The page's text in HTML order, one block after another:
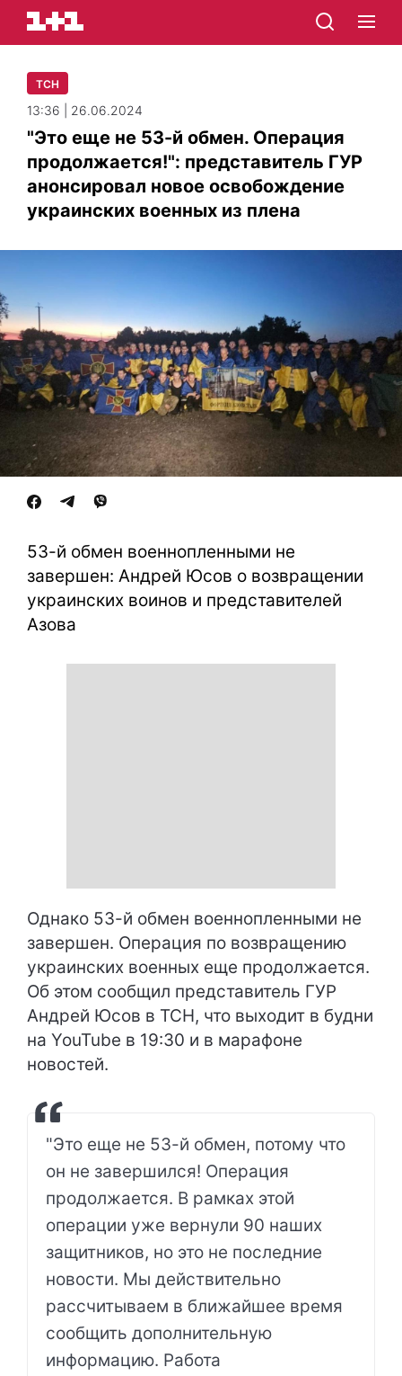
ТСН
13:36 | 26.06.2024
"Это еще не 53-й обмен. Операция
продолжается!": представитель ГУР
анонсировал новое освобождение
украинских военных из плена
53-й обмен военнопленными не
завершен: Андрей Юсов о возвращении
украинских воинов и представителей
Азова
Однако 53-й обмен военнопленными не
завершен. Операция по возвращению
украинских военных еще продолжается.
Об этом сообщил представитель ГУР
Андрей Юсов в ТСН, что выходит в будни
на YouTube в 19:30 и в марафоне
новостей.
"Это еще не 53-й обмен, потому что
он не завершился! Операция
продолжается. В рамках этой
операции уже вернули 90 наших
защитников, но это не последние
новости. Мы действительно
рассчитываем в ближайшее время
сообщить дополнительную
информацию. Работа